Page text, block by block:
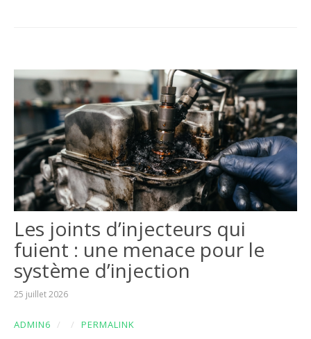
Les joints d’injecteurs qui
fuient : une menace pour le
système d’injection
25 juillet 2026
ADMIN6 / /
PERMALINK